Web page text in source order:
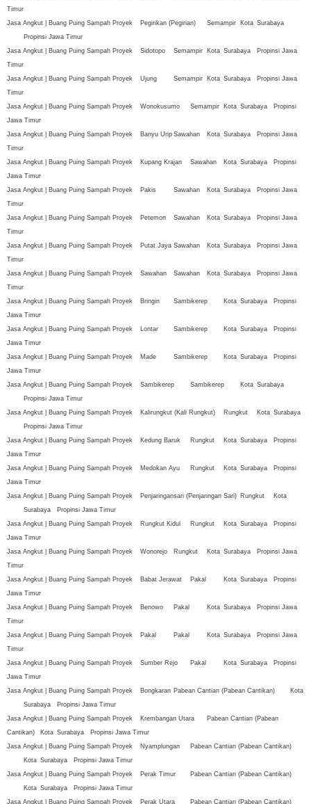
Timur
Jasa Angkut | Buang Puing Sampah Proyek
Pegirikan (Pegirian) Semampir Kota Surabaya
Propinsi Jawa Timur
Jasa Angkut | Buang Puing Sampah Proyek
Sidotopo Semampir Kota Surabaya
Propinsi Jawa
Timur
Jasa Angkut | Buang Puing Sampah Proyek
Ujung Semampir Kota Surabaya
Propinsi Jawa
Timur
Jasa Angkut | Buang Puing Sampah Proyek
Wonokusumo Semampir Kota Surabaya
Propinsi
Jawa Timur
Jasa Angkut | Buang Puing Sampah Proyek
Banyu Urip Sawahan Kota Surabaya
Propinsi Jawa
Timur
Jasa Angkut | Buang Puing Sampah Proyek
Kupang Krajan Sawahan Kota Surabaya
Propinsi
Jawa Timur
Jasa Angkut | Buang Puing Sampah Proyek
Pakis Sawahan Kota Surabaya
Propinsi Jawa
Timur
Jasa Angkut | Buang Puing Sampah Proyek
Petemon Sawahan Kota Surabaya
Propinsi Jawa
Timur
Jasa Angkut | Buang Puing Sampah Proyek
Putat Jaya Sawahan Kota Surabaya
Propinsi Jawa
Timur
Jasa Angkut | Buang Puing Sampah Proyek
Sawahan Sawahan Kota Surabaya
Propinsi Jawa
Timur
Jasa Angkut | Buang Puing Sampah Proyek
Bringin Sambikerep Kota Surabaya
Propinsi
Jawa Timur
Jasa Angkut | Buang Puing Sampah Proyek
Lontar Sambikerep Kota Surabaya
Propinsi
Jawa Timur
Jasa Angkut | Buang Puing Sampah Proyek
Made Sambikerep Kota Surabaya
Propinsi
Jawa Timur
Jasa Angkut | Buang Puing Sampah Proyek
Sambikerep Sambikerep Kota Surabaya
Propinsi Jawa Timur
Jasa Angkut | Buang Puing Sampah Proyek
Kalirungkut (Kali Rungkut) Rungkut Kota Surabaya
Propinsi Jawa Timur
Jasa Angkut | Buang Puing Sampah Proyek
Kedung Baruk Rungkut Kota Surabaya
Propinsi
Jawa Timur
Jasa Angkut | Buang Puing Sampah Proyek
Medokan Ayu Rungkut Kota Surabaya
Propinsi
Jawa Timur
Jasa Angkut | Buang Puing Sampah Proyek
Penjaringansari (Penjaringan Sari) Rungkut
Kota
Surabaya
Propinsi Jawa Timur
Jasa Angkut | Buang Puing Sampah Proyek
Rungkut Kidul Rungkut Kota Surabaya
Propinsi
Jawa Timur
Jasa Angkut | Buang Puing Sampah Proyek
Wonorejo Rungkut Kota Surabaya
Propinsi Jawa
Timur
Jasa Angkut | Buang Puing Sampah Proyek
Babat Jerawat Pakal Kota Surabaya
Propinsi
Jawa Timur
Jasa Angkut | Buang Puing Sampah Proyek
Benowo Pakal Kota Surabaya
Propinsi Jawa
Timur
Jasa Angkut | Buang Puing Sampah Proyek
Pakal Pakal Kota Surabaya
Propinsi Jawa
Timur
Jasa Angkut | Buang Puing Sampah Proyek
Sumber Rejo Pakal Kota Surabaya
Propinsi
Jawa Timur
Jasa Angkut | Buang Puing Sampah Proyek
Bongkaran Pabean Cantian (Pabean Cantikan)
Kota
Surabaya
Propinsi Jawa Timur
Jasa Angkut | Buang Puing Sampah Proyek
Krembangan Utara
Pabean Cantian (Pabean
Cantikan)
Kota Surabaya
Propinsi Jawa Timur
Jasa Angkut | Buang Puing Sampah Proyek
Nyamplungan
Pabean Cantian (Pabean Cantikan)
Kota Surabaya
Propinsi Jawa Timur
Jasa Angkut | Buang Puing Sampah Proyek
Perak Timur
Pabean Cantian (Pabean Cantikan)
Kota Surabaya
Propinsi Jawa Timur
Jasa Angkut | Buang Puing Sampah Proyek
Perak Utara
Pabean Cantian (Pabean Cantikan)